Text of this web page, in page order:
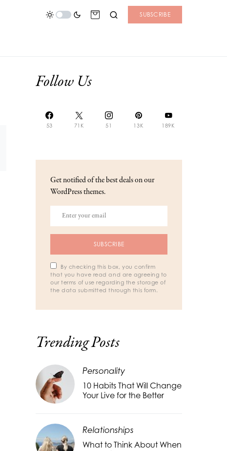
SUBSCRIBE
Follow Us
53 71K 51 13K 189K
Get notified of the best deals on our
WordPress themes.
SUBSCRIBE
By checking this box, you confirm
that you have read and are agreeing to
our terms of use regarding the storage of
the data submitted through this form.
Trending Posts
Personality
10 Habits That Will Change
Your Live for the Better
Relationships
What to Think About When